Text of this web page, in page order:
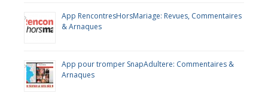
App RencontresHorsMariage: Revues, Commentaires
& Arnaques
App pour tromper SnapAdultere: Commentaires &
Arnaques